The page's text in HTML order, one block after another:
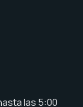
las 5:00